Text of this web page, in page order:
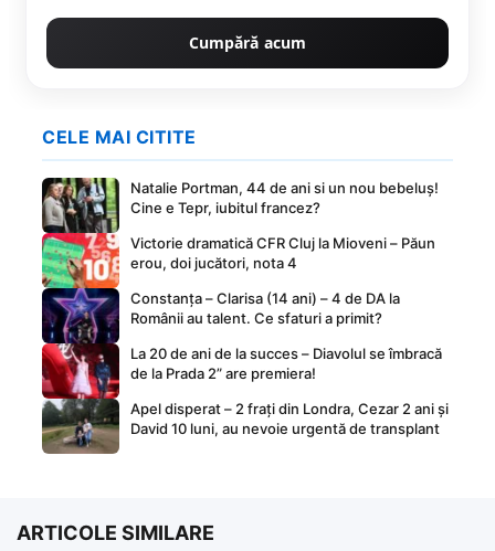
Cumpără acum
CELE MAI CITITE
Natalie Portman, 44 de ani si un nou bebeluș!
Cine e Tepr, iubitul francez?
Victorie dramatică CFR Cluj la Mioveni – Păun
erou, doi jucători, nota 4
Constanța – Clarisa (14 ani) – 4 de DA la
Românii au talent. Ce sfaturi a primit?
La 20 de ani de la succes – Diavolul se îmbracă
de la Prada 2” are premiera!
Apel disperat – 2 frați din Londra, Cezar 2 ani și
David 10 luni, au nevoie urgentă de transplant
ARTICOLE SIMILARE